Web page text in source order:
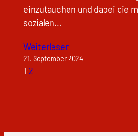
einzutauchen und dabei die
sozialen…
Weiterlesen
21. September 2024
1 2